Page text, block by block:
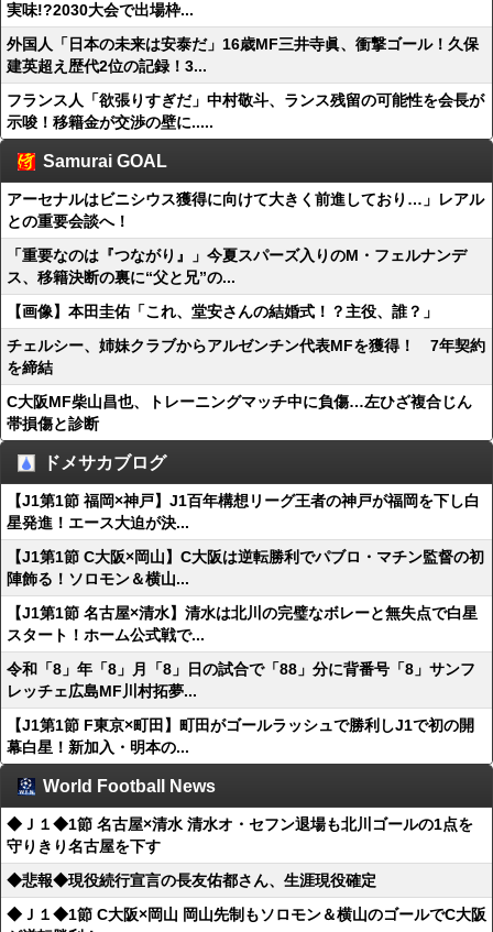
実味!?2030大会で出場枠...
外国人「日本の未来は安泰だ」16歳MF三井寺眞、衝撃ゴール！久保
建英超え歴代2位の記録！3...
フランス人「欲張りすぎだ」中村敬斗、ランス残留の可能性を会長が
示唆！移籍金が交渉の壁に.....
Samurai GOAL
アーセナルはビニシウス獲得に向けて大きく前進しており…」レアル
との重要会談へ！
「重要なのは『つながり』」今夏スパーズ入りのM・フェルナンデ
ス、移籍決断の裏に“父と兄”の...
【画像】本田圭佑「これ、堂安さんの結婚式！？主役、誰？」
チェルシー、姉妹クラブからアルゼンチン代表MFを獲得！ 7年契約
を締結
C大阪MF柴山昌也、トレーニングマッチ中に負傷…左ひざ複合じん
帯損傷と診断
ドメサカブログ
【J1第1節 福岡×神戸】J1百年構想リーグ王者の神戸が福岡を下し白
星発進！エース大迫が決...
【J1第1節 C大阪×岡山】C大阪は逆転勝利でパブロ・マチン監督の初
陣飾る！ソロモン＆横山...
【J1第1節 名古屋×清水】清水は北川の完璧なボレーと無失点で白星
スタート！ホーム公式戦で...
令和「8」年「8」月「8」日の試合で「88」分に背番号「8」サンフ
レッチェ広島MF川村拓夢...
【J1第1節 F東京×町田】町田がゴールラッシュで勝利しJ1で初の開
幕白星！新加入・明本の...
World Football News
◆Ｊ１◆1節 名古屋×清水 清水オ・セフン退場も北川ゴールの1点を
守りきり名古屋を下す
◆悲報◆現役続行宣言の長友佑都さん、生涯現役確定
◆Ｊ１◆1節 C大阪×岡山 岡山先制もソロモン＆横山のゴールでC大阪